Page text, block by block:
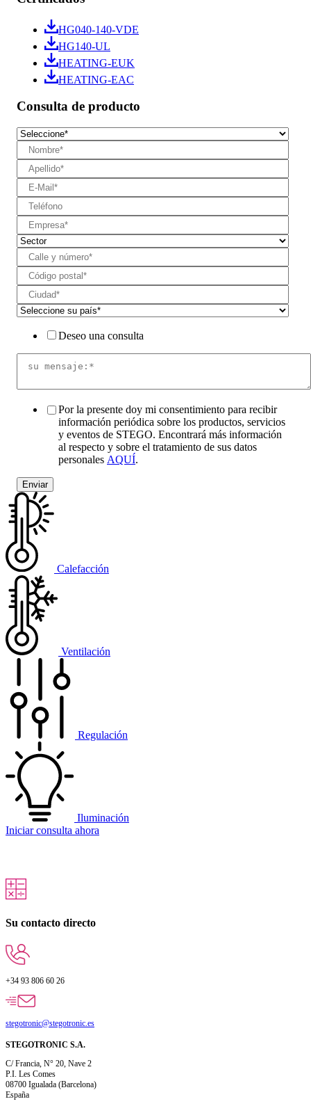
HG040-140-VDE
HG140-UL
HEATING-EUK
HEATING-EAC
Consulta de producto
Deseo una consulta
Por la presente doy mi consentimiento para recibir
información periódica sobre los productos, servicios
y eventos de STEGO. Encontrará más información
al respecto y sobre el tratamiento de sus datos
personales AQUÍ.
Calefacción
Ventilación
Regulación
Iluminación
Iniciar consulta ahora
Su contacto directo
+34 93 806 60 26
stegotronic@stegotronic.es
STEGOTRONIC S.A.
C/ Francia, N° 20, Nave 2
P.I. Les Comes
08700 Igualada (Barcelona)
España